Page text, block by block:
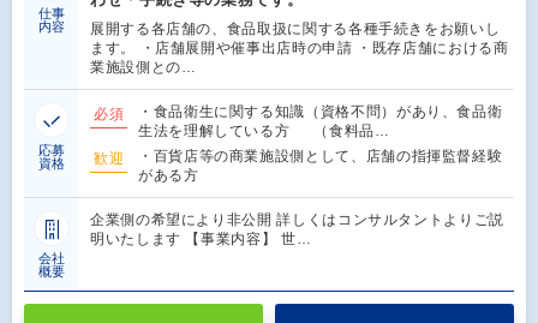
仕事
内容
展開する各店舗の、食品取扱に関する各種手続きをお願いし
ます。 ・店舗展開や催事出店時の申請 ・既存店舗における商
業施設側との…
応募
資格
必須
・食品衛生に関する知識（資格不問）があり、食品衛
生法を理解している方 （食料品…
歓迎
・百貨店等の商業施設側として、店舗の指揮監督経験
がある方
会社
概要
企業側の希望により非公開 詳しくはコンサルタントよりご説
明いたします 【事業内容】 世…